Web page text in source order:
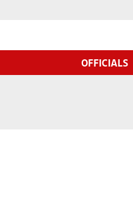
OFFICIALS